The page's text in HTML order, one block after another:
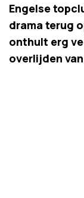
Engelse
drama terug
onthult erg
overlijden